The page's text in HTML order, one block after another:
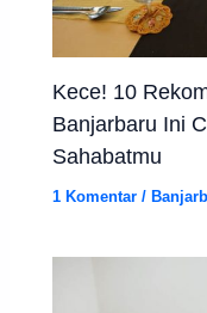
Kece! 10
Banjarbaru Ini
Sahabatmu
1 Komentar /